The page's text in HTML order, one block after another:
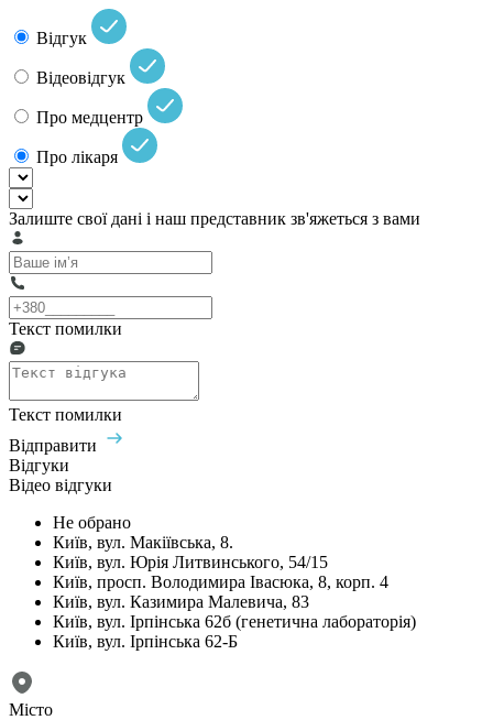
Відгук
Відеовідгук
Про медцентр
Про лікаря
Залиште свої дані і наш представник зв'яжеться з вами
Текст помилки
Текст помилки
Відправити
Відгуки
Відео відгуки
Не обрано
Київ, вул. Макіївська, 8.
Київ, вул. Юрія Литвинського, 54/15
Київ, просп. Володимира Івасюка, 8, корп. 4​
Київ, вул. Казимира Малевича, 83
Київ, вул. Ірпінська 62б (генетична лабораторія)
Київ, вул. Ірпінська 62-Б
Місто